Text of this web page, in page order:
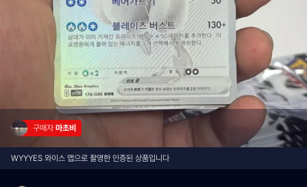
구매자 마초비
WYYYES 와이스 앱으로 촬영한 인증된 상품입니다